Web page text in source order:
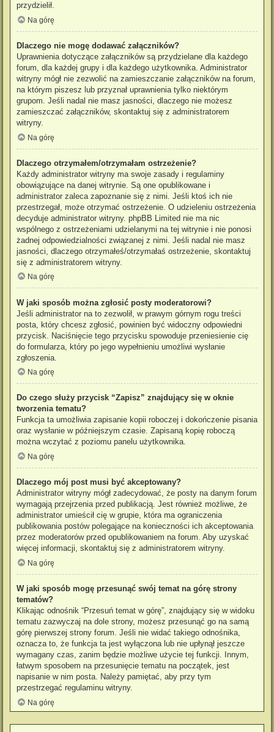
przydzielił.
Na górę
Dlaczego nie mogę dodawać załączników?
Uprawnienia dotyczące załączników są przydzielane dla każdego
forum, dla każdej grupy i dla każdego użytkownika. Administrator
witryny mógł nie zezwolić na zamieszczanie załączników na forum,
na którym piszesz lub przyznał uprawnienia tylko niektórym
grupom. Jeśli nadal nie masz jasności, dlaczego nie możesz
zamieszczać załączników, skontaktuj się z administratorem
witryny.
Na górę
Dlaczego otrzymałem/otrzymałam ostrzeżenie?
Każdy administrator witryny ma swoje zasady i regulaminy
obowiązujące na danej witrynie. Są one opublikowane i
administrator zaleca zapoznanie się z nimi. Jeśli ktoś ich nie
przestrzegał, może otrzymać ostrzeżenie. O udzieleniu ostrzeżenia
decyduje administrator witryny. phpBB Limited nie ma nic
wspólnego z ostrzeżeniami udzielanymi na tej witrynie i nie ponosi
żadnej odpowiedzialności związanej z nimi. Jeśli nadal nie masz
jasności, dlaczego otrzymałeś/otrzymałaś ostrzeżenie, skontaktuj
się z administratorem witryny.
Na górę
W jaki sposób można zgłosić posty moderatorowi?
Jeśli administrator na to zezwolił, w prawym górnym rogu treści
posta, który chcesz zgłosić, powinien być widoczny odpowiedni
przycisk. Naciśnięcie tego przycisku spowoduje przeniesienie cię
do formularza, który po jego wypełnieniu umożliwi wysłanie
zgłoszenia.
Na górę
Do czego służy przycisk “Zapisz” znajdujący się w oknie
tworzenia tematu?
Funkcja ta umożliwia zapisanie kopii roboczej i dokończenie pisania
oraz wysłanie w późniejszym czasie. Zapisaną kopię roboczą
można wczytać z poziomu panelu użytkownika.
Na górę
Dlaczego mój post musi być akceptowany?
Administrator witryny mógł zadecydować, że posty na danym forum
wymagają przejrzenia przed publikacją. Jest również możliwe, że
administrator umieścił cię w grupie, która ma ograniczenia
publikowania postów polegające na konieczności ich akceptowania
przez moderatorów przed opublikowaniem na forum. Aby uzyskać
więcej informacji, skontaktuj się z administratorem witryny.
Na górę
W jaki sposób mogę przesunąć swój temat na górę strony
tematów?
Klikając odnośnik “Przesuń temat w górę”, znajdujący się w widoku
tematu zazwyczaj na dole strony, możesz przesunąć go na samą
górę pierwszej strony forum. Jeśli nie widać takiego odnośnika,
oznacza to, że funkcja ta jest wyłączona lub nie upłynął jeszcze
wymagany czas, zanim będzie możliwe użycie tej funkcji. Innym,
łatwym sposobem na przesunięcie tematu na początek, jest
napisanie w nim posta. Należy pamiętać, aby przy tym
przestrzegać regulaminu witryny.
Na górę